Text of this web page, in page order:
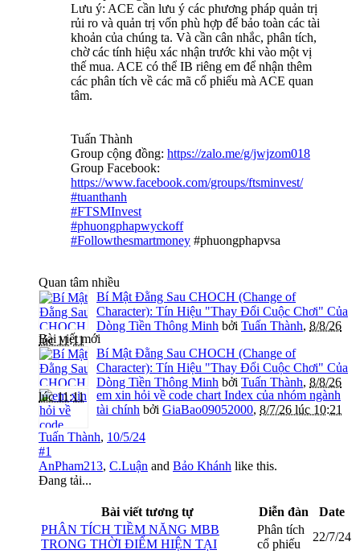
Lưu ý: ACE cần lưu ý các phương pháp quản trị
rủi ro và quản trị vốn phù hợp để bảo toàn các tài
khoản của chúng ta. Và cần cân nhắc, phân tích,
chờ các tính hiệu xác nhận trước khi vào một vị
thế mua. ACE có thể IB riêng em để nhận thêm
các phân tích về các mã cổ phiếu mà ACE quan
tâm.
Tuấn Thành
Group cộng đồng: https://zalo.me/g/jwjzom018
Group Facebook:
https://www.facebook.com/groups/ftsminvest/
#tuanthanh
#FTSMInvest
#phuongphapwyckoff
#Followthesmartmoney #phuongphapvsa
Quan tâm nhiều
Bí Mật Đằng Sau CHOCH (Change of
Character): Tín Hiệu "Thay Đổi Cuộc Chơi" Của
Dòng Tiền Thông Minh bởi Tuấn Thành, 8/8/26
lúc 11:11
Bài viết mới
Bí Mật Đằng Sau CHOCH (Change of
Character): Tín Hiệu "Thay Đổi Cuộc Chơi" Của
Dòng Tiền Thông Minh bởi Tuấn Thành, 8/8/26
lúc 11:11
em xin hỏi về code chart Index của nhóm ngành
tài chính bởi GiaBao09052000, 8/7/26 lúc 10:21
Tuấn Thành, 10/5/24
#1
AnPham213, C.Luận and Bảo Khánh like this.
Đang tải...
Bài viết tương tự Diễn đàn
Date
PHÂN TÍCH TIỀM NĂNG MBB
TRONG THỜI ĐIỂM HIỆN TẠI
Phân tích
cổ phiếu
22/7/24